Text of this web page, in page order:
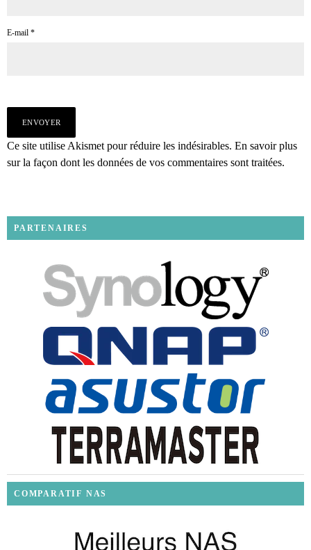
E-mail *
Ce site utilise Akismet pour réduire les indésirables. En savoir plus
sur la façon dont les données de vos commentaires sont traitées.
PARTENAIRES
COMPARATIF NAS